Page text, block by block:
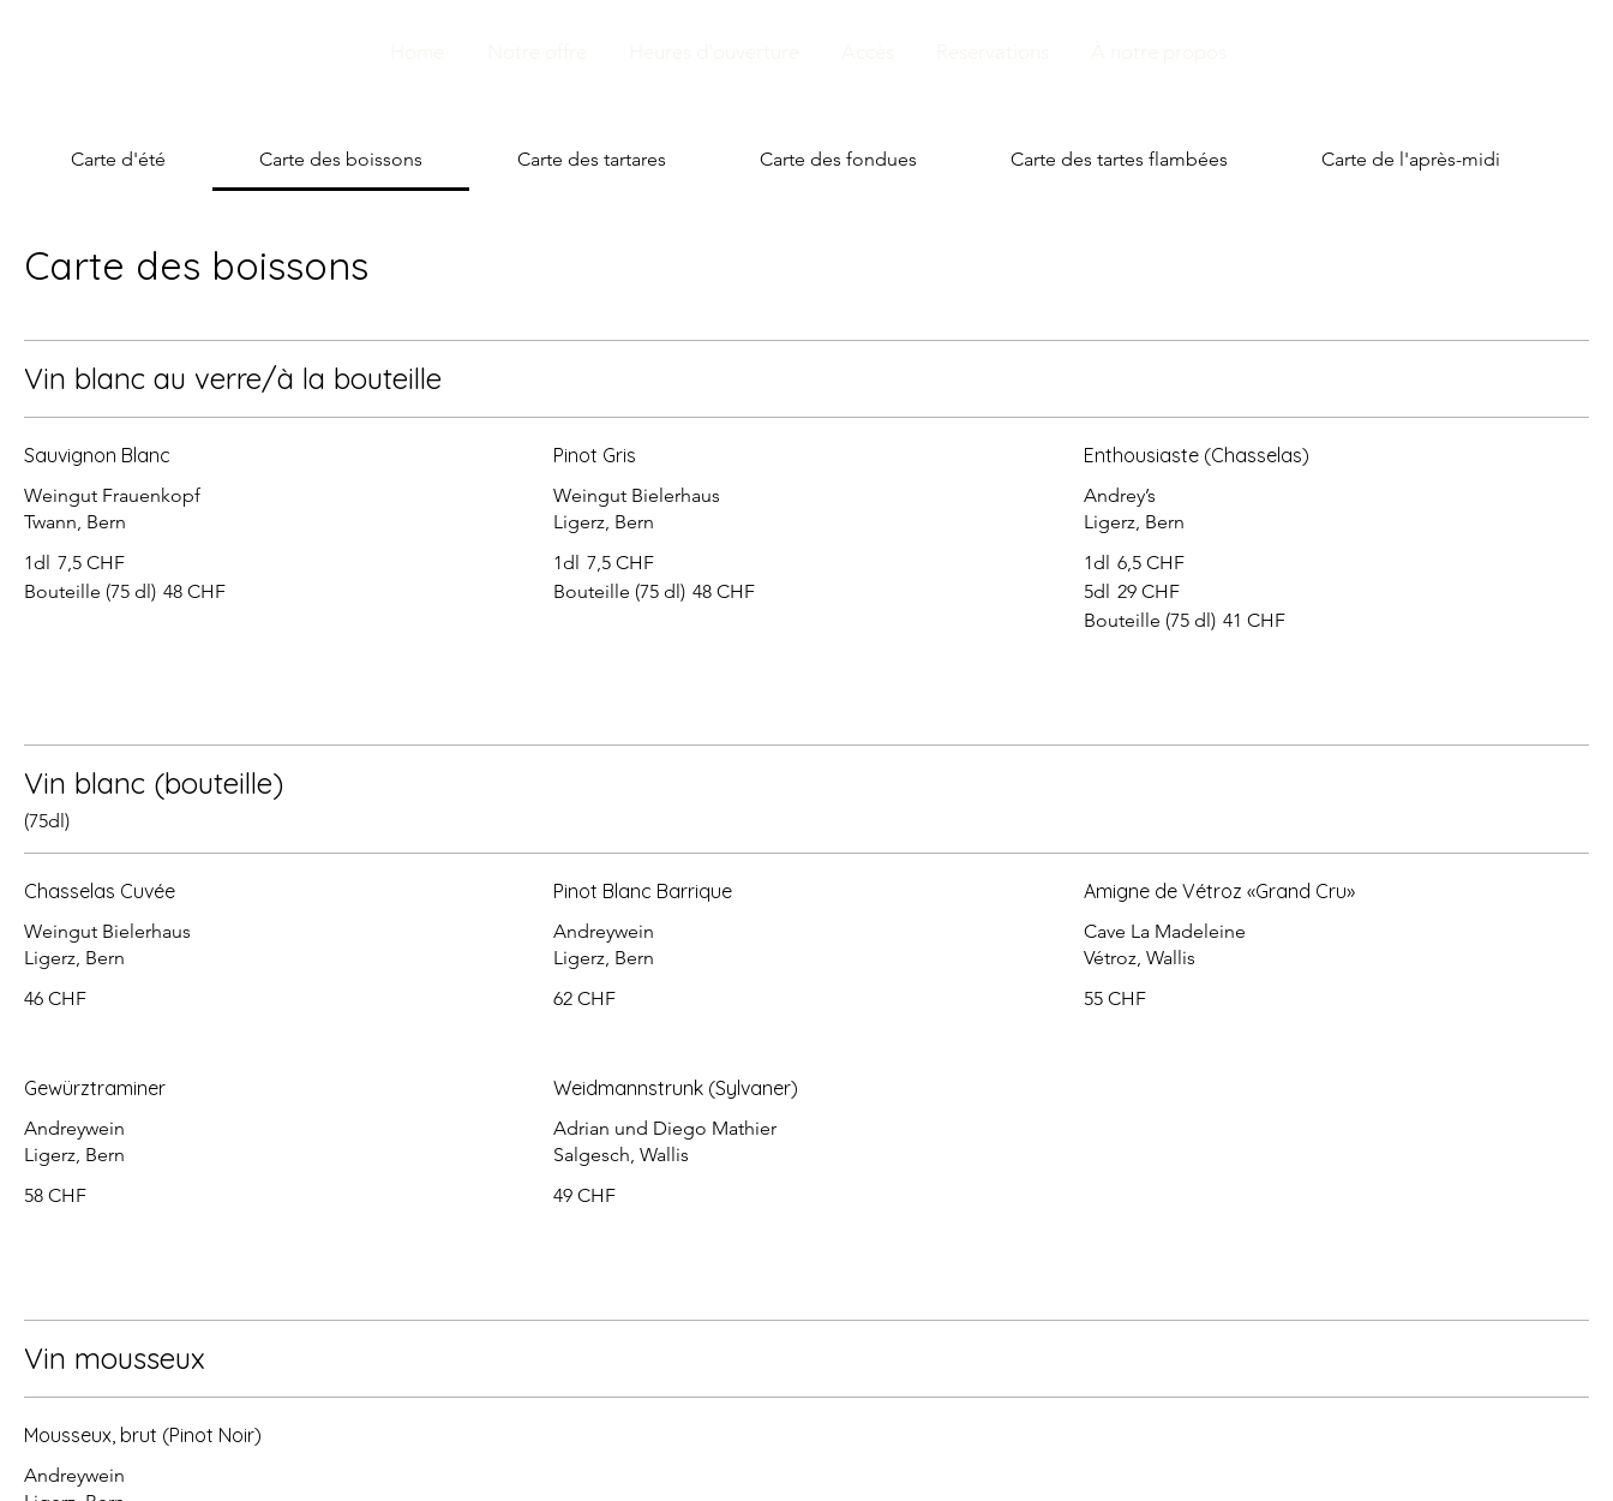
Carte d'été Carte des boissons Carte des tartares Carte des fondues Carte des tartes flambées Carte de l'après-midi
Carte des boissons
Vin blanc au verre/à la bouteille
Sauvignon Blanc
Weingut Frauenkopf
Twann, Bern
1dl 7,5 CHF
Bouteille (75 dl) 48 CHF
Pinot Gris
Weingut Bielerhaus
Ligerz, Bern
1dl 7,5 CHF
Bouteille (75 dl) 48 CHF
Enthousiaste (Chasselas)
Andrey’s
Ligerz, Bern
1dl 6,5 CHF
5dl 29 CHF
Bouteille (75 dl) 41 CHF
Vin blanc (bouteille)
(75dl)
Chasselas Cuvée
Weingut Bielerhaus
Ligerz, Bern
46 CHF
Pinot Blanc Barrique
Andreywein
Ligerz, Bern
62 CHF
Amigne de Vétroz «Grand Cru»
Cave La Madeleine
Vétroz, Wallis
55 CHF
Gewürztraminer
Andreywein
Ligerz, Bern
58 CHF
Weidmannstrunk (Sylvaner)
Adrian und Diego Mathier
Salgesch, Wallis
49 CHF
Vin mousseux
Mousseux, brut (Pinot Noir)
Andreywein